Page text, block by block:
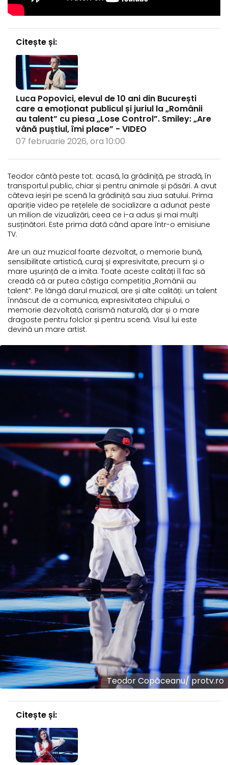
Citește și:
Luca Popovici, elevul de 10 ani din București
care a emoționat publicul și juriul la „Românii
au talent” cu piesa „Lose Control”. Smiley: „Are
vână puștiul, îmi place” - VIDEO
07 februarie 2026, ora 10:00
Teodor cântă peste tot: acasă, la grădiniță, pe stradă, în
transportul public, chiar și pentru animale și păsări. A avut
câteva ieșiri pe scenă la grădiniță sau ziua satului. Prima
apariție video pe rețelele de socializare a adunat peste
un milion de vizualizări, ceea ce i-a adus și mai mulți
susținători. Este prima dată când apare într-o emisiune
TV.
Are un auz muzical foarte dezvoltat, o memorie bună,
sensibilitate artistică, curaj și expresivitate, precum și o
mare ușurință de a imita. Toate aceste calități îl fac să
creadă că ar putea câștiga competiția „Românii au
talent”. Pe lângă darul muzical, are și alte calități: un talent
înnăscut de a comunica, expresivitatea chipului, o
memorie dezvoltată, carismă naturală, dar și o mare
dragoste pentru folclor și pentru scenă. Visul lui este
devină un mare artist.
Teodor Copăceanu/ protv.ro
Citește și: